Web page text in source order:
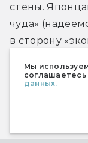
Мы
соглашаетесь
данных.
стены.
чуда»
в сторону
концепция